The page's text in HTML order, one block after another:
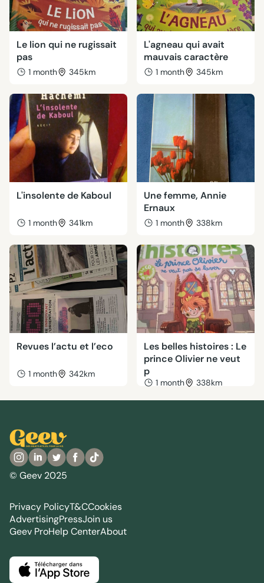
Le lion qui ne rugissait
pas
1 month 345km
L'agneau qui avait
mauvais caractère
1 month 345km
L'insolente de Kaboul
1 month 341km
Une femme, Annie
Ernaux
1 month 338km
Revues l’actu et l’eco
1 month 342km
Les belles histoires : Le
prince Olivier ne veut
p
1 month 338km
© Geev 2025
Privacy PolicyT&CCookies
AdvertisingPressJoin us
Geev ProHelp CenterAbout